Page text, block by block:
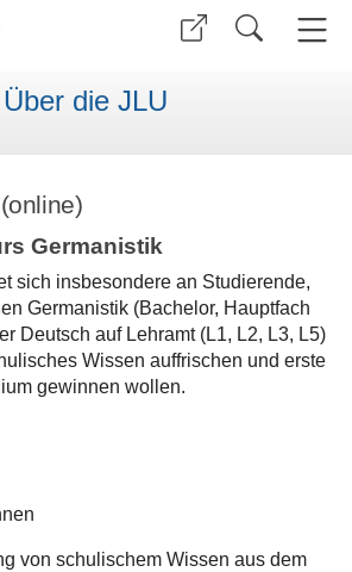
Über die JLU
Germanistik
sich insbesondere an Studierende,
Germanistik (Bachelor, Hauptfach
Deutsch auf Lehramt (L1, L2, L3, L5)
Wissen auffrischen und erste
gewinnen wollen.
von schulischem Wissen aus dem